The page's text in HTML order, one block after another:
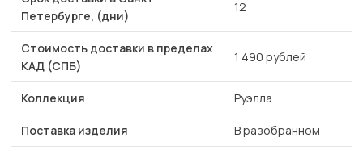
Петербурге, (дни)
12
Стоимость доставки в пределах
КАД (СПБ)
1 490 рублей
Коллекция Руэлла
Поставка изделия В разобранном